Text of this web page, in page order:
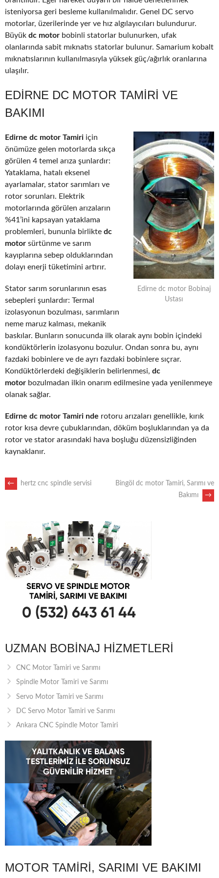
isteniyorsa geri besleme kullanılmalıdır. Genel DC servo
motorlar, üzerilerinde yer ve hız algılayıcıları bulundurur.
Büyük dc motor bobinli statorlar bulunurken, ufak
olanlarında sabit mıknatıs statorlar bulunur. Samarium kobalt
mıknatıslarının kullanılmasıyla yüksek güç/ağırlık oranlarına
ulaşılır.
EDIRNE DC MOTOR TAMIRI VE
BAKIMI
Edirne dc motor Bobinaj
Ustası
Edirne dc motor Tamiri için
önümüze gelen motorlarda sıkça
görülen 4 temel arıza şunlardır:
Yataklama, hatalı eksenel
ayarlamalar, stator sarımları ve
rotor sorunları. Elektrik
motorlarında görülen arızaların
%41’ini kapsayan yataklama
problemleri, bununla birlikte dc
motor sürtünme ve sarım
kayıplarına sebep olduklarından
dolayı enerji tüketimini artırır.
Stator sarım sorunlarının esas
sebepleri şunlardır: Termal
izolasyonun bozulması, sarımların
neme maruz kalması, mekanik
baskılar. Bunların sonucunda ilk olarak aynı bobin içindeki
kondüktörlerin izolasyonu bozulur. Ondan sonra bu, aynı
fazdaki bobinlere ve de ayrı fazdaki bobinlere sıçrar.
Kondüktörlerdeki değişiklerin belirlenmesi, dc
motor bozulmadan ilkin onarım edilmesine yada yenilenmeye
olanak sağlar.
Edirne dc motor Tamiri nde rotoru arızaları genellikle, kırık
rotor kısa devre çubuklarından, döküm boşluklarından ya da
rotor ve stator arasındaki hava boşluğu düzensizliğinden
kaynaklanır.
POST
NAVIGATION
← hertz cnc spindle servisi
Bingöl dc motor Tamiri, Sarımı ve
Bakımı
→
UZMAN BOBINAJ HIZMETLERI
CNC Motor Tamiri ve Sarımı
Spindle Motor Tamiri ve Sarımı
Servo Motor Tamiri ve Sarımı
DC Servo Motor Tamiri ve Sarımı
Ankara CNC Spindle Motor Tamiri
MOTOR TAMIRI, SARIMI VE BAKIMI